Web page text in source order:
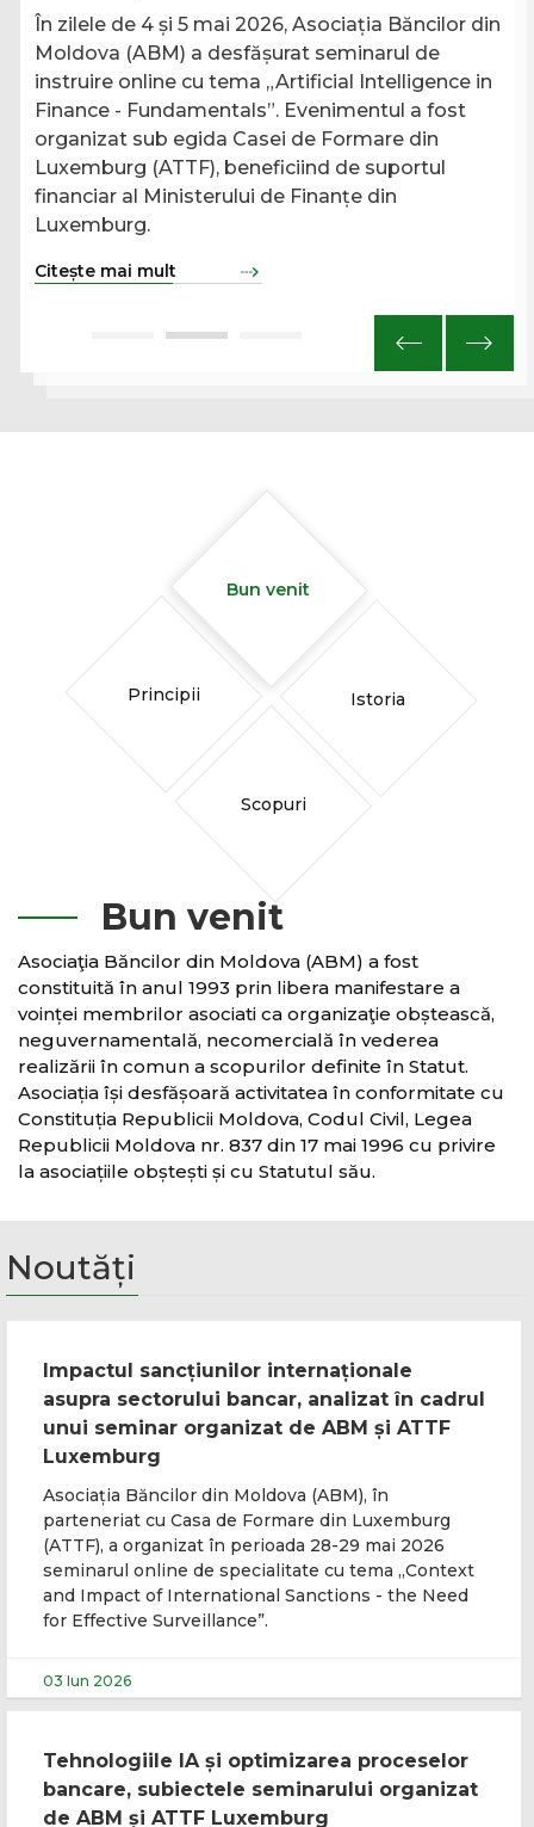
În zilele de 4 și 5 mai 2026, Asociația Băncilor din
Moldova (ABM) a desfășurat seminarul de
instruire online cu tema „Artificial Intelligence in
Finance - Fundamentals”. Evenimentul a fost
organizat sub egida Casei de Formare din
Luxemburg (ATTF), beneficiind de suportul
financiar al Ministerului de Finanțe din
Luxemburg.
Citește mai mult
Bun venit
Istoria
Principii
Scopuri
Bun venit
Asociaţia Băncilor din Moldova (ABM) a fost
constituită în anul 1993 prin libera manifestare a
voinței membrilor asociati ca organizaţie obștească,
neguvernamentală, necomercială în vederea
realizării în comun a scopurilor definite în Statut.
Asociația își desfășoară activitatea în conformitate cu
Constituția Republicii Moldova, Codul Civil, Legea
Republicii Moldova nr. 837 din 17 mai 1996 cu privire
la asociațiile obștești și cu Statutul său.
Noutăți
Impactul sancțiunilor internaționale
asupra sectorului bancar, analizat în cadrul
unui seminar organizat de ABM și ATTF
Luxemburg
Asociația Băncilor din Moldova (ABM), în
parteneriat cu Casa de Formare din Luxemburg
(ATTF), a organizat în perioada 28-29 mai 2026
seminarul online de specialitate cu tema „Context
and Impact of International Sanctions - the Need
for Effective Surveillance”.
03 Iun 2026
Tehnologiile IA și optimizarea proceselor
bancare, subiectele seminarului organizat
de ABM și ATTF Luxemburg